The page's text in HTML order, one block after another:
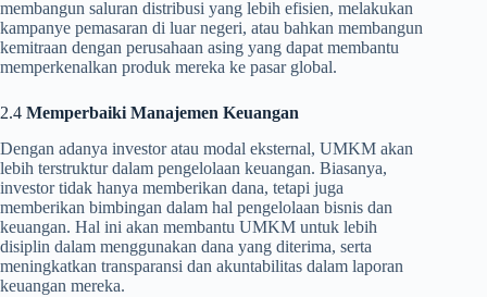
membangun saluran distribusi yang lebih efisien, melakukan
kampanye pemasaran di luar negeri, atau bahkan membangun
kemitraan dengan perusahaan asing yang dapat membantu
memperkenalkan produk mereka ke pasar global.
2.4 Memperbaiki Manajemen Keuangan
Dengan adanya investor atau modal eksternal, UMKM akan
lebih terstruktur dalam pengelolaan keuangan. Biasanya,
investor tidak hanya memberikan dana, tetapi juga
memberikan bimbingan dalam hal pengelolaan bisnis dan
keuangan. Hal ini akan membantu UMKM untuk lebih
disiplin dalam menggunakan dana yang diterima, serta
meningkatkan transparansi dan akuntabilitas dalam laporan
keuangan mereka.